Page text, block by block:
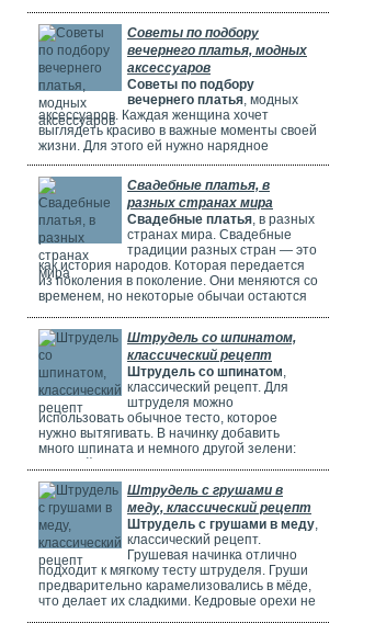
женщины чаще всего выбирают шубы из
соболя. Они красивые, дорогие и выглядят
очень элегантно. Соболя называют
"Королем всех мехов". Это значит, что он
самый шикарный и роскошный.
Советы по подбору
вечернего платья, модных
аксессуаров
Советы по подбору
вечернего платья, модных
аксессуаров. Каждая женщина хочет
выглядеть красиво в важные моменты своей
жизни. Для этого ей нужно нарядное
платье. В Москве огромный выбор таких
платьев. Вечерние платья в Москве очень
популярны. Потому что в городе много
театров, клубов и других мест. Где можно
повеселиться или встретиться с друзьями.
Также часто проходят праздничные
мероприятия, на которых нужно выглядеть
элегантно.
Свадебные платья, в
разных странах мира
Свадебные платья, в разных
странах мира. Свадебные
традиции разных стран — это
как история народов. Которая передается
из поколения в поколение. Они меняются со
временем, но некоторые обычаи остаются
невесты одеваются на свадьбу. И какие
символы несут их наряды.Штрудель со шпинатом,
классический рецепт
Штрудель со шпинатом,
классический рецепт. Для
штруделя можно
использовать обычное тесто, которое
нужно вытягивать. В начинку добавить
много шпината и немного другой зелени:
полезен, потому что в нем много витаминов,
минералов и веществ, которые защищают
клетки. Он богат витаминами A, C, E и K,
содержит кальций, который важен для зубов
и костей. И пищевые волокна, которые
Штрудель с грушами в
меду, классический рецепт
Штрудель с грушами в меду,
классический рецепт.
Грушевая начинка отлично
подходит к мягкому тесту штруделя. Груши
предварительно карамелизовались в мёде,
что делает их сладкими. Кедровые орехи не